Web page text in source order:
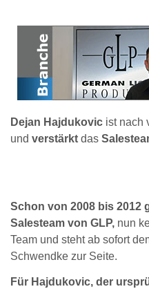
Dejan Hajdukovic ist nach
und verstärkt das
Schon von 2008 bis 2012
Salesteam von GLP, nun
Team und steht ab sofort
Schwendke zur Seite.
Für Hajdukovic, der